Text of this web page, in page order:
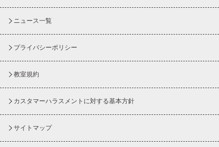
ニュース一覧
プライバシーポリシー
教室規約
カスタマーハラスメントに対する基本方針
サイトマップ